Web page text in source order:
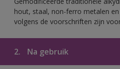
hout, staal, non-ferro metalen
volgens de voorschriften zijn
2. Na gebruik